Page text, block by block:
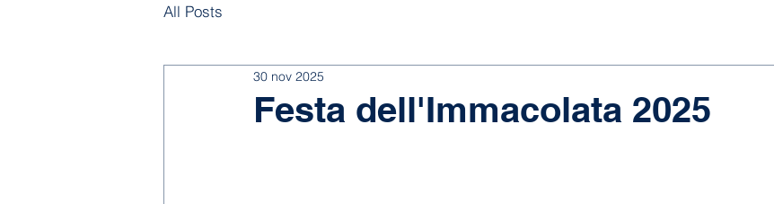
All Posts
Festa dell'Immacolata 2025
30 nov 2025